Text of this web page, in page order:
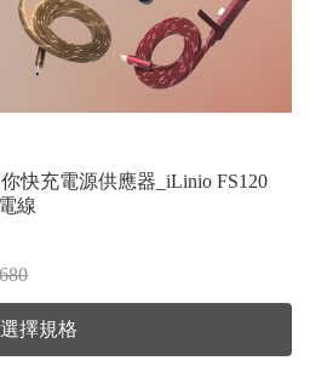
快充電源供應器_iLinio FS120
線
選擇規格